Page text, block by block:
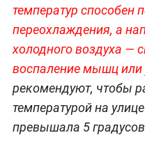
температур способен
переохлаждения, а
холодного воздуха —
воспаление мышц или
рекомендуют, чтобы
температурой на
превышала 5